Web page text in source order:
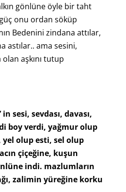
gönlüne öyle bir taht
onu ordan söküp
Bedenini zindana attılar,
astılar.. ama sesini,
olan aşkını tutup
sesi, sevdası, davası,
boy verdi, yağmur olup
olup esti, sel olup
çiçeğine, kuşun
indi. mazlumların
zalimin yüreğine korku